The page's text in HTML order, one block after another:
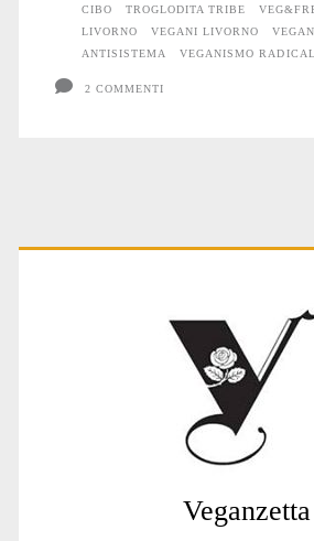
CIBO
TROGLODITA TRIBE
LIVORNO
VEGANI LIVORNO
ANTISISTEMA
VEGANISMO
2 COMMENTI
Primary
Veganzetta